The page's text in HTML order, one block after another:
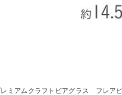
レミアムクラフトビアグラス フレア